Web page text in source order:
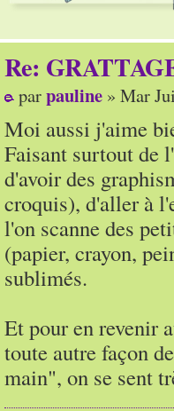
Re:
parpauline » Mar
Moi aussi j'aime
Faisant surtout de
d'avoir des
croquis), d'aller à
l'on scanne des
(papier, crayon,
sublimés.
Et pour en revenir
toute autre façon
main", on se sent